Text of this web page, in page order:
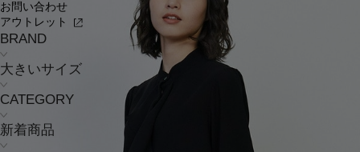
お問い合わせ
アウトレット
BRAND
大きいサイズ
CATEGORY
新着商品